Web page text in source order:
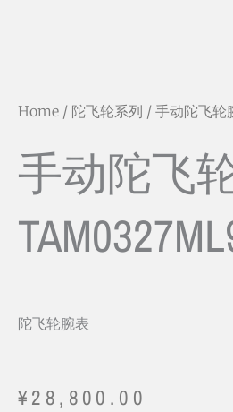
Home / 陀飞轮系列 / 手动陀飞轮
手动陀飞
陀飞轮腕表
¥28,800.00